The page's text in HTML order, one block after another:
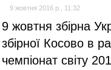
9 жовтня 2016 р., 11:32
9 жовтня збірна
збірної Косово в
чемпіонат світу